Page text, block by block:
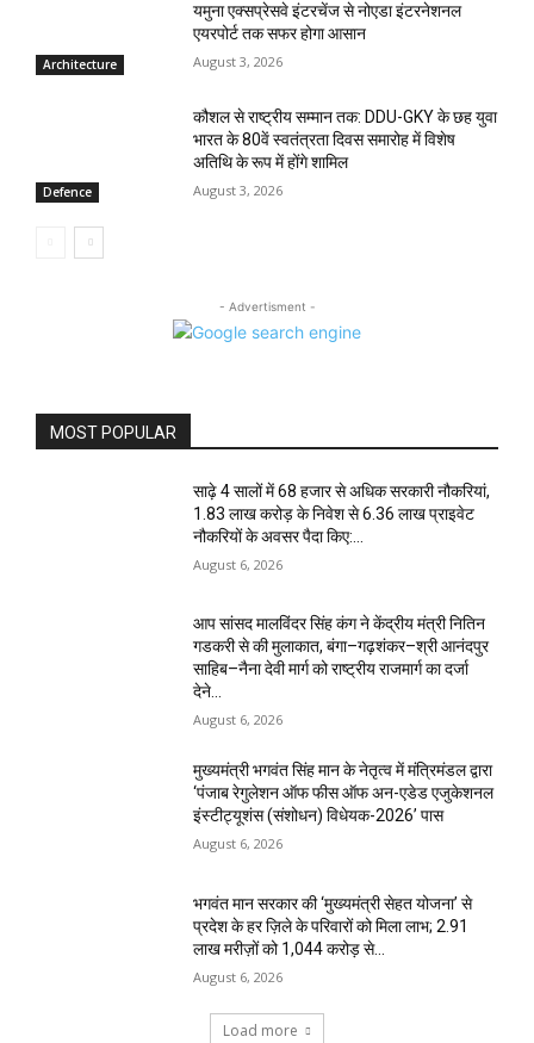
Architecture
यमुना एक्सप्रेसवे इंटरचेंज से नोएडा इंटरनेशनल
एयरपोर्ट तक सफर होगा आसान
August 3, 2026
Defence
कौशल से राष्ट्रीय सम्मान तक: DDU-GKY के छह युवा
भारत के 80वें स्वतंत्रता दिवस समारोह में विशेष
अतिथि के रूप में होंगे शामिल
August 3, 2026
- Advertisment -
MOST POPULAR
साढ़े 4 सालों में 68 हजार से अधिक सरकारी नौकरियां,
1.83 लाख करोड़ के निवेश से 6.36 लाख प्राइवेट
नौकरियों के अवसर पैदा किए:...
August 6, 2026
आप सांसद मालविंदर सिंह कंग ने केंद्रीय मंत्री नितिन
गडकरी से की मुलाकात, बंगा–गढ़शंकर–श्री आनंदपुर
साहिब–नैना देवी मार्ग को राष्ट्रीय राजमार्ग का दर्जा
देने...
August 6, 2026
मुख्यमंत्री भगवंत सिंह मान के नेतृत्व में मंत्रिमंडल द्वारा
‘पंजाब रेगुलेशन ऑफ फीस ऑफ अन-एडेड एजुकेशनल
इंस्टीट्यूशंस (संशोधन) विधेयक-2026’ पास
August 6, 2026
भगवंत मान सरकार की ‘मुख्यमंत्री सेहत योजना’ से
प्रदेश के हर ज़िले के परिवारों को मिला लाभ; 2.91
लाख मरीज़ों को ₹1,044 करोड़ से...
August 6, 2026
Load more